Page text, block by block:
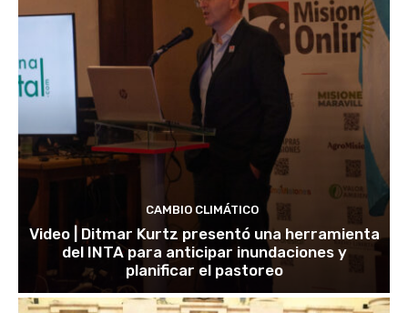
CAMBIO CLIMÁTICO
Video | Ditmar Kurtz presentó una herramienta
del INTA para anticipar inundaciones y
planificar el pastoreo